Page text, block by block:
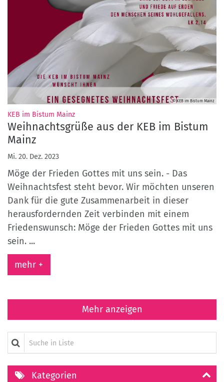
© KEB im Bistum Mainz
KEB im Bistum Mainz:
Weihnachtsgrüße aus der KEB im Bistum
Mainz
Mi. 20. Dez. 2023
Möge der Frieden Gottes mit uns sein. - Das
Weihnachtsfest steht bevor. Wir möchten unseren
Dank für die gute Zusammenarbeit in dieser
herausfordernden Zeit verbinden mit einem
Friedenswunsch: Möge der Frieden Gottes mit uns
sein. ...
mehr +
Mehr anzeigen
Suche in Liste
Kategorien